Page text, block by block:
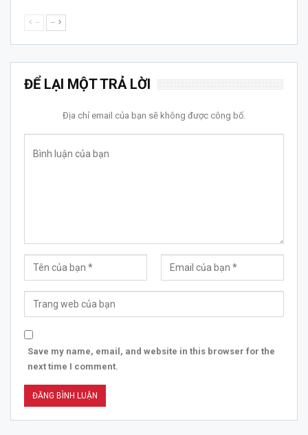
-- --
ĐỂ LẠI MỘT TRẢ LỜI
Địa chỉ email của bạn sẽ không được công bố.
Save my name, email, and website in this browser for the
next time I comment.